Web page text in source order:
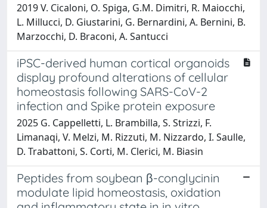
2019 V. Cicaloni, O. Spiga, G.M. Dimitri, R. Maiocchi,
L. Millucci, D. Giustarini, G. Bernardini, A. Bernini, B.
Marzocchi, D. Braconi, A. Santucci
iPSC-derived human cortical organoids
display profound alterations of cellular
homeostasis following SARS-CoV-2
infection and Spike protein exposure
2025 G. Cappelletti, L. Brambilla, S. Strizzi, F.
Limanaqi, V. Melzi, M. Rizzuti, M. Nizzardo, I. Saulle,
D. Trabattoni, S. Corti, M. Clerici, M. Biasin
Peptides from soybean β-conglycinin
modulate lipid homeostasis, oxidation